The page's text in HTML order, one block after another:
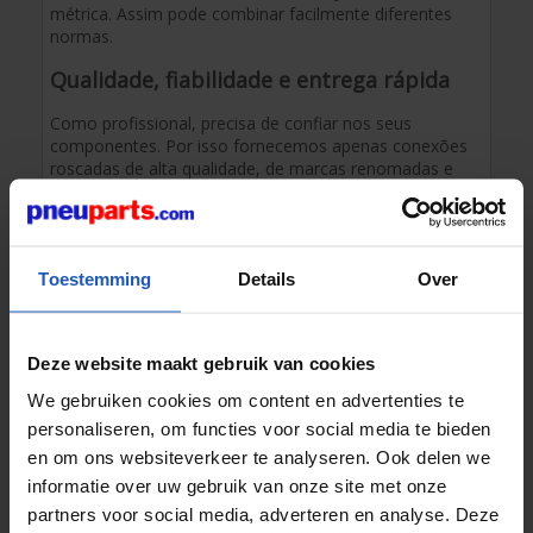
Toestemming Details Over
Deze website maakt gebruik van cookies
We gebruiken cookies om content en advertenties te
personaliseren, om functies voor social media te bieden
en om ons websiteverkeer te analyseren. Ook delen we
informatie over uw gebruik van onze site met onze
partners voor social media, adverteren en analyse. Deze
métrica. Assim pode combinar facilmente diferentes
normas.
Qualidade, fiabilidade e entrega rápida
Como profissional, precisa de confiar nos seus
componentes. Por isso fornecemos apenas conexões
roscadas de alta qualidade, de marcas renomadas e
Os nossos produtos garantem longa durabilidade,
Expedição rápida
Encomenda fácil online
Assim pode focar-se no que realmente importa: um
sistema pneumático eficiente e fiável que se adapta
perfeitamente aos seus processos.